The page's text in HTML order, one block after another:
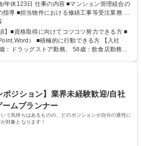
ンション管理組合の
指導 ■担当物件における修繕工事等受注業務 ■
業界からの転職者が多数活躍しています
インセンティヴで平均約100万円/年（昨年度
格手当50,000円/月 ★親会社である株式会社合
会社として、質の高いサービスと適性価格を
】■資格取得に向けてコツコツ努力できる方 ■
行動できる方 【入社
グストア勤務、 58歳：飲食店勤務
】■フレックス制度、未経験からでも下限年収
学 高専 短大 専修学校 高校 語学力： 資格：第
ポジション】業界未経験歓迎/自社
ムプランナー
いう気持ちはあるものの、どのポジションが自分の適性に
対象となります！